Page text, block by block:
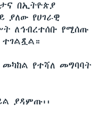
በኢትዮጵያ
ያለው የሀገራዊ
ለኅብረተሰቡ የሚሰጡ
የተሻለ መግባባት
ያዳምጡ፡፡